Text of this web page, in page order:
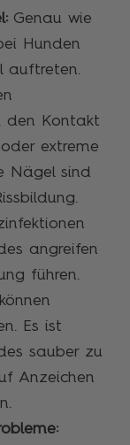
Genau wie
Hunden
auftreten.
den Kontakt
extreme
Nägel sind
angreifen
führen.
Es ist
sauber zu
Anzeichen